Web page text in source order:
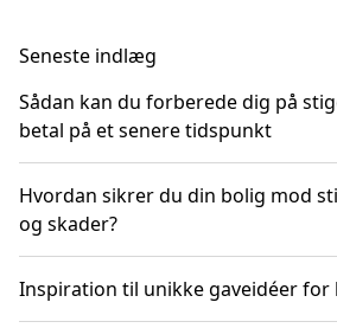
Seneste indlæg
Sådan kan du forberede dig på
betal på et senere tidspunkt
Hvordan sikrer du din bolig mod
og skader?
Inspiration til unikke gaveidéer for